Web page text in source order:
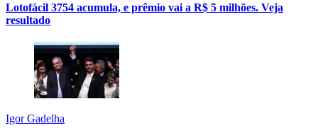
Lotofácil 3754 acumula, e prêmio vai a R$ 5 milhões. Veja
resultado
Igor Gadelha